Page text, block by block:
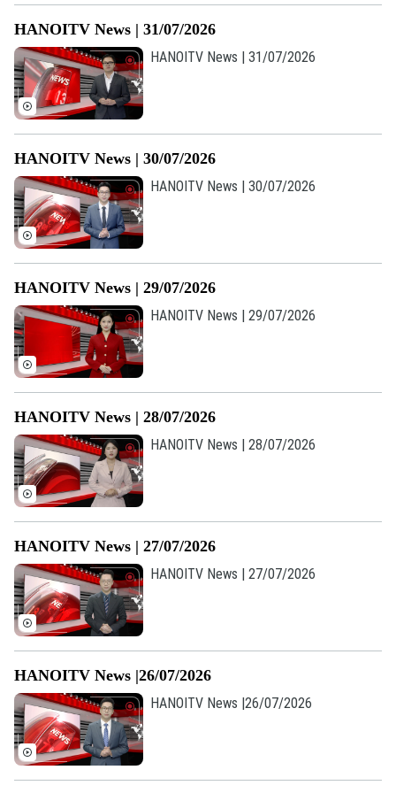
Doanh nghiệp
Đất đai
Kinh nghiệm
Tàu
Xe máy
Thị trường
Đánh giá
Tin tức
Tuyển sinh
Hướng nghiệp
Văn hóa
Tin tức
Sức khỏe
Y tế
Dinh dưỡng
Tư vấn sức khỏe
Bóng đá
Quần vợt
Giải trí
Tin tức
Sao
Điện ảnh
Thời trang
Đã phát sóng
HANOITV News | 31/07/2026
HANOITV News | 31/07/2026
HANOITV News | 30/07/2026
HANOITV News | 30/07/2026
HANOITV News | 29/07/2026
HANOITV News | 29/07/2026
HANOITV News | 28/07/2026
HANOITV News | 28/07/2026
HANOITV News | 27/07/2026
HANOITV News | 27/07/2026
HANOITV News |26/07/2026
HANOITV News |26/07/2026